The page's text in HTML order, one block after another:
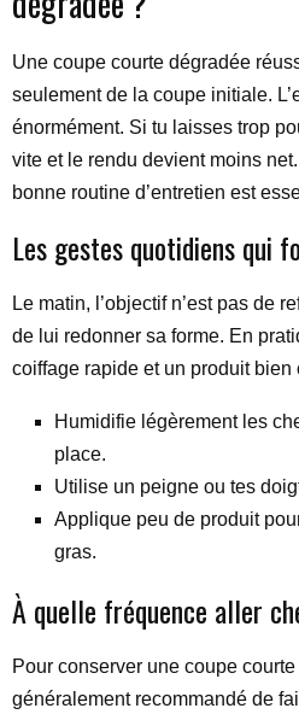
Une coupe courte dégradée
seulement de la coupe initiale.
énormément. Si tu laisses trop
vite et le rendu devient moins net.
bonne routine d’entretien est
Les gestes quotidiens qui
Le matin, l’objectif n’est pas de
de lui redonner sa forme. En
coiffage rapide et un produit bien
Humidifie légèrement les
place.
Utilise un peigne ou tes
Applique peu de produit
gras.
À quelle fréquence aller
Pour conserver une coupe
généralement recommandé de